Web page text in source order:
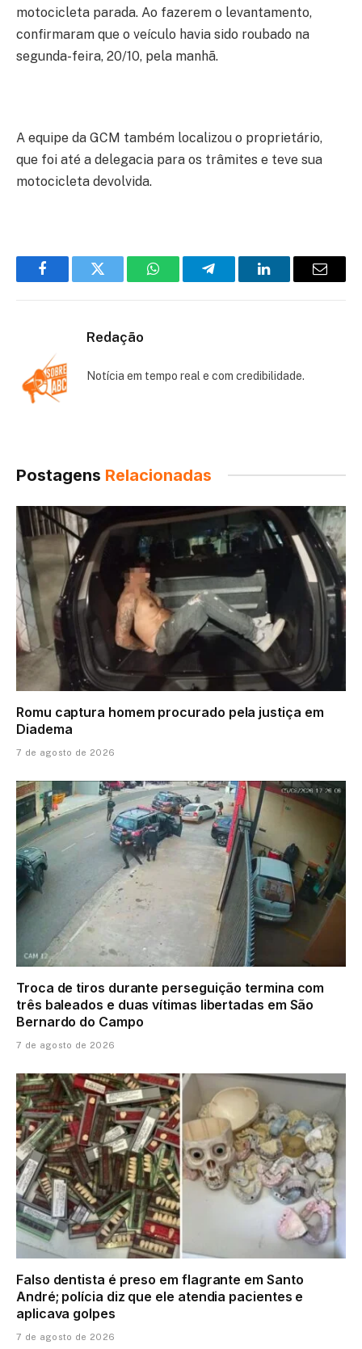
motocicleta parada. Ao fazerem o levantamento,
confirmaram que o veículo havia sido roubado na
segunda-feira, 20/10, pela manhã.
A equipe da GCM também localizou o proprietário,
que foi até a delegacia para os trâmites e teve sua
motocicleta devolvida.
FacebookTwitter WhatsAppTelegramLinkedInEmail
Redação
Notícia em tempo real e com credibilidade.
Postagens Relacionadas
Romu captura homem procurado pela justiça em
Diadema
7 de agosto de 2026
Troca de tiros durante perseguição termina com
três baleados e duas vítimas libertadas em São
Bernardo do Campo
7 de agosto de 2026
Falso dentista é preso em flagrante em Santo
André; polícia diz que ele atendia pacientes e
aplicava golpes
7 de agosto de 2026